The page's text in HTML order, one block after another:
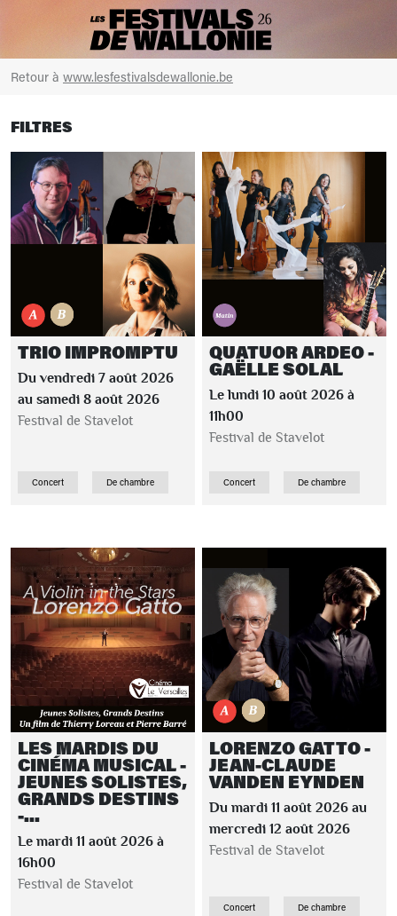
Retour à www.lesfestivalsdewallonie.be
FILTRES
TRIO IMPROMPTU
Du vendredi 7 août 2026
au samedi 8 août 2026
Festival de Stavelot
Concert De chambre
QUATUOR ARDEO -
GAËLLE SOLAL
Le lundi 10 août 2026 à
11h00
Festival de Stavelot
Concert De chambre
LES MARDIS DU
CINÉMA MUSICAL -
JEUNES SOLISTES,
GRANDS DESTINS
-...
Le mardi 11 août 2026 à
16h00
Festival de Stavelot
LORENZO GATTO -
JEAN-CLAUDE
VANDEN EYNDEN
Du mardi 11 août 2026 au
mercredi 12 août 2026
Festival de Stavelot
Concert De chambre